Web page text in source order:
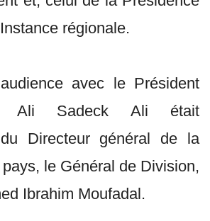
régionale.
avec le Président
Ali Sadeck Ali était
Directeur général de la
le Général de Division,
Ibrahim Moufadal.